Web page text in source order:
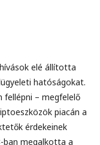
elé állította
hatóságokat.
fellépni – megfelelő
piacán a
érdekeinek
ban megalkotta a